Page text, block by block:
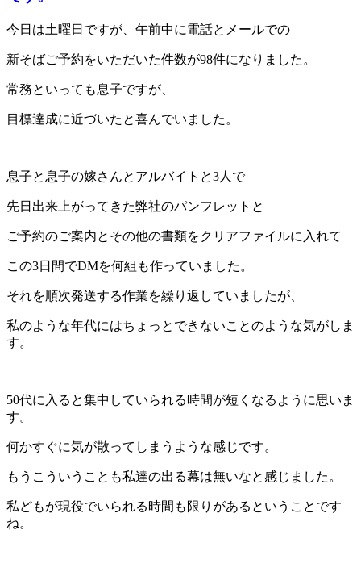
今日は土曜日ですが、午前中に電話とメールでの
新そばご予約をいただいた件数が98件になりました。
常務といっても息子ですが、
目標達成に近づいたと喜んでいました。
息子と息子の嫁さんとアルバイトと3人で
先日出来上がってきた弊社のパンフレットと
ご予約のご案内とその他の書類をクリアファイルに入れて
この3日間でDMを何組も作っていました。
それを順次発送する作業を繰り返していましたが、
私のような年代にはちょっとできないことのような気がしま
す。
50代に入ると集中していられる時間が短くなるように思いま
す。
何かすぐに気が散ってしまうような感じです。
もうこういうことも私達の出る幕は無いなと感じました。
私どもが現役でいられる時間も限りがあるということです
ね。